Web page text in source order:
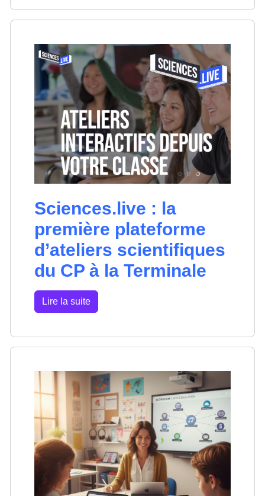
Sciences.live : la
première plateforme
d’ateliers scientifiques
du CP à la Terminale
Lire la suite